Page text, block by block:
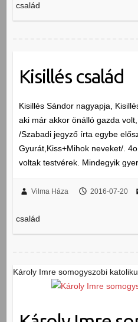
család
Kisillés család
Kisillés Sándor nagyapja,
aki már akkor önálló gazda
/Szabadi jegyző írta egybe
Gyurát,Kiss+Mihok neveket/.
voltak testvérek. Mindegyik
Vilma Háza 2016-07-20
család
Károly Imre somogyszobi